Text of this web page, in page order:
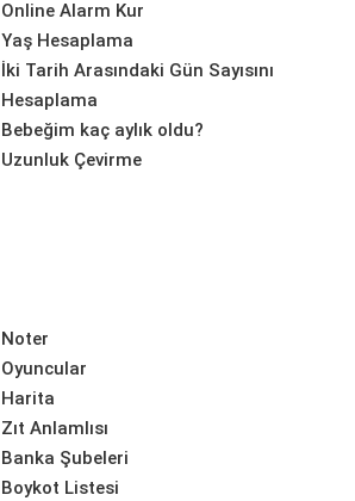
Online Alarm Kur
Yaş Hesaplama
İki Tarih Arasındaki Gün Sayısını
Hesaplama
Bebeğim kaç aylık oldu?
Uzunluk Çevirme
Noter
Oyuncular
Harita
Zıt Anlamlısı
Banka Şubeleri
Boykot Listesi